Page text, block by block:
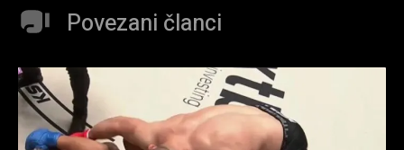
Povezani članci